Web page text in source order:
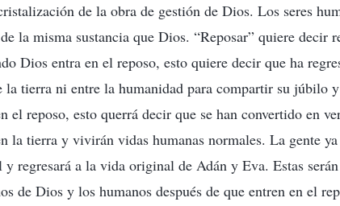
de la obra de gestión de Dios. Los seres
la misma sustancia que Dios. “Reposar” quiere decir
Dios entra en el reposo, esto quiere decir que ha
la tierra ni entre la humanidad para compartir su júbilo
el reposo, esto querrá decir que se han convertido en
la tierra y vivirán vidas humanas normales. La gente
regresará a la vida original de Adán y Eva. Estas
de Dios y los humanos después de que entren en el